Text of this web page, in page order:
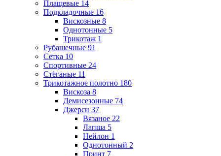
Плащевые 14
Подкладочные 16
Вискозные 8
Однотонные 5
Трикотаж 1
Рубашечные 91
Сетка 10
Спортивные 24
Стёганые 11
Трикотажное полотно 180
Вискоза 8
Демисезонные 74
Джерси 37
Вязаное 22
Лапша 5
Нейлон 1
Однотонный 2
Принт 7